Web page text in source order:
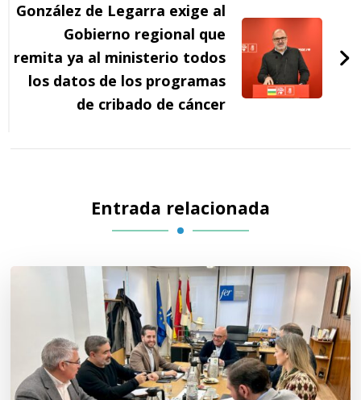
González de Legarra exige al
Gobierno regional que
remita ya al ministerio todos
los datos de los programas
de cribado de cáncer
Entrada relacionada